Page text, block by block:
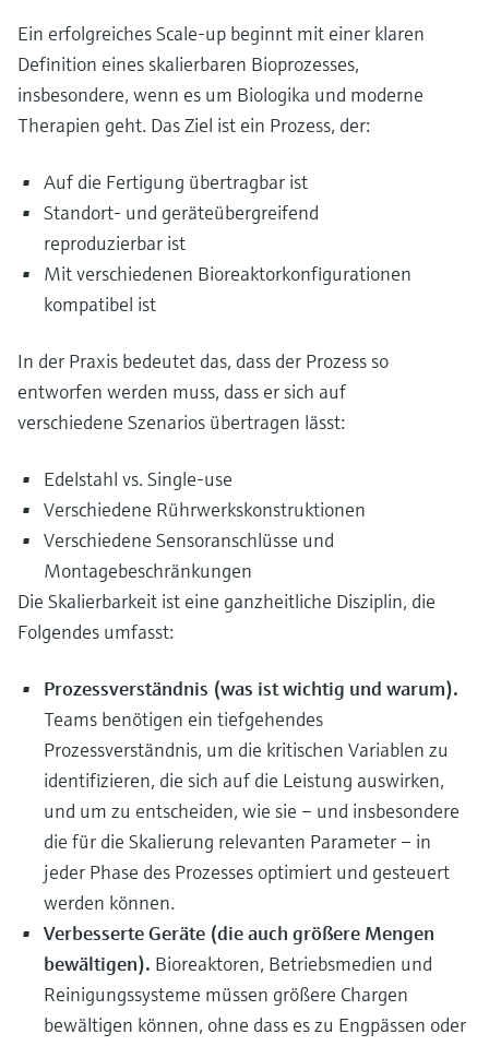
Ein erfolgreiches Scale-up beginnt mit einer klaren
Definition eines skalierbaren Bioprozesses,
insbesondere, wenn es um Biologika und moderne
Therapien geht. Das Ziel ist ein Prozess, der:
Auf die Fertigung übertragbar ist
Standort- und geräteübergreifend
reproduzierbar ist
Mit verschiedenen Bioreaktorkonfigurationen
kompatibel ist
In der Praxis bedeutet das, dass der Prozess so
entworfen werden muss, dass er sich auf
verschiedene Szenarios übertragen lässt:
Edelstahl vs. Single-use
Verschiedene Rührwerkskonstruktionen
Verschiedene Sensoranschlüsse und
Montagebeschränkungen
Die Skalierbarkeit ist eine ganzheitliche Disziplin, die
Folgendes umfasst:
Prozessverständnis (was ist wichtig und warum).
Teams benötigen ein tiefgehendes
Prozessverständnis, um die kritischen Variablen zu
identifizieren, die sich auf die Leistung auswirken,
und um zu entscheiden, wie sie – und insbesondere
die für die Skalierung relevanten Parameter – in
jeder Phase des Prozesses optimiert und gesteuert
werden können.
Verbesserte Geräte (die auch größere Mengen
bewältigen). Bioreaktoren, Betriebsmedien und
Reinigungssysteme müssen größere Chargen
bewältigen können, ohne dass es zu Engpässen oder